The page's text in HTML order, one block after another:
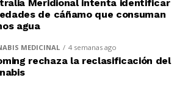
Meridional intenta identificar
de cáñamo que consuman
agua
MEDICINAL 4 semanas ago
rechaza la reclasificación del